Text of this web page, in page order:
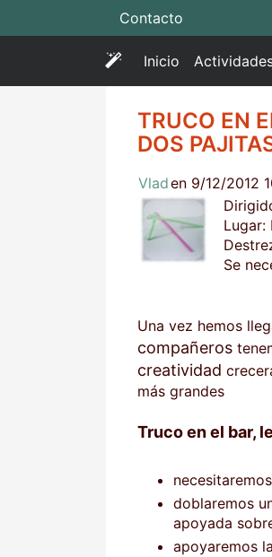
Contacto
Inicio
TRUCO EN
DOS
Vladen 9/12/2012
Lugar:
Se
Una vez hemos
compañeros
creatividad
más grandes
Truco en el bar,
doblaremos
apoyada
apoyaremos